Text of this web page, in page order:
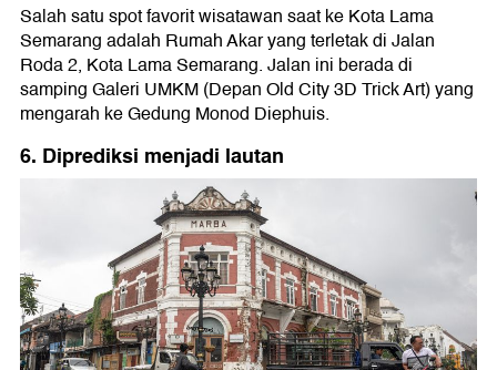
Salah satu spot favorit wisatawan saat ke Kota Lama
Semarang adalah Rumah Akar yang terletak di Jalan
Roda 2, Kota Lama Semarang. Jalan ini berada di
samping Galeri UMKM (Depan Old City 3D Trick Art) yang
mengarah ke Gedung Monod Diephuis.
6. Diprediksi menjadi lautan